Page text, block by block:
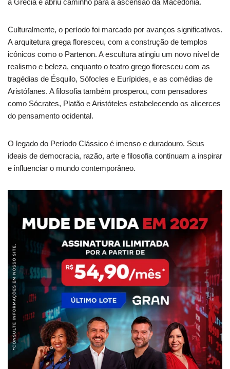
Culturalmente, o período foi marcado por avanços significativos.
A arquitetura grega floresceu, com a construção de templos
icônicos como o Partenon. A escultura atingiu um novo nível de
realismo e beleza, enquanto o teatro grego floresceu com as
tragédias de Ésquilo, Sófocles e Eurípides, e as comédias de
Aristófanes. A filosofia também prosperou, com pensadores
como Sócrates, Platão e Aristóteles estabelecendo os alicerces
do pensamento ocidental.
O legado do Período Clássico é imenso e duradouro. Seus
ideais de democracia, razão, arte e filosofia continuam a inspirar
e influenciar o mundo contemporâneo.